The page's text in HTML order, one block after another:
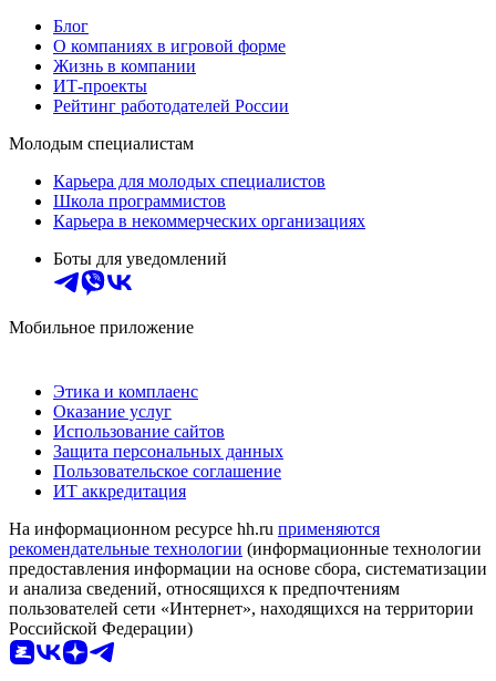
Блог
О компаниях в игровой форме
Жизнь в компании
ИТ-проекты
Рейтинг работодателей России
Молодым специалистам
Карьера для молодых специалистов
Школа программистов
Карьера в некоммерческих организациях
Боты для уведомлений
Мобильное приложение
Этика и комплаенс
Оказание услуг
Использование сайтов
Защита персональных данных
Пользовательское соглашение
ИТ аккредитация
На информационном ресурсе hh.ru применяются
рекомендательные технологии (информационные технологии
предоставления информации на основе сбора, систематизации
и анализа сведений, относящихся к предпочтениям
пользователей сети «Интернет», находящихся на территории
Российской Федерации)